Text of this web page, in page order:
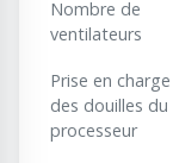
Nombre de
ventilateurs
Prise en charge
des douilles du
processeur